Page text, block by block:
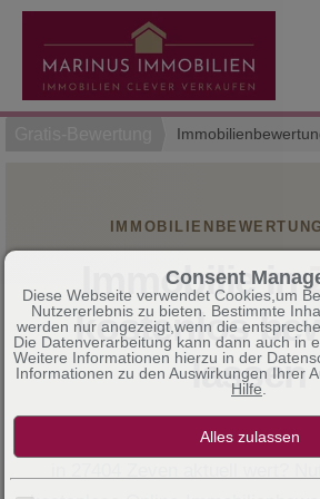
Immobilie in
kostenlos
lassen
Was ist Ihr Haus, Ihre Wohnung
Consent
Diese Webseite verwendet Cookies,um
Nutzererlebnis zu bieten. Bestimmte
werden nur angezeigt,wenn die
Die Datenverarbeitung kann dann auch in
Weitere Informationen hierzu in der
Informationen zu den Auswirkungen Ihrer
Hilfe